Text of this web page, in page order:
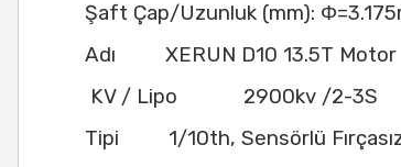
Şaft Çap/Uzunluk (mm):
Adı
XERUN D10 13.5T Motor
KV / Lipo
2900kv /2-3S
Tipi
1/10th, Sensörlü